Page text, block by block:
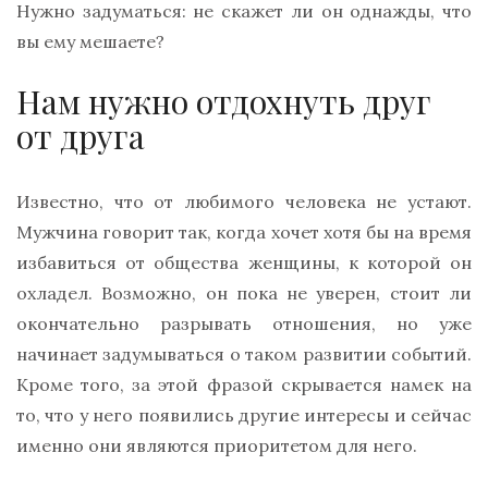
Нужно задуматься: не скажет ли он однажды, что
вы ему мешаете?
Нам нужно отдохнуть друг
от друга
Известно, что от любимого человека не устают.
Мужчина говорит так, когда хочет хотя бы на время
избавиться от общества женщины, к которой он
охладел. Возможно, он пока не уверен, стоит ли
окончательно разрывать отношения, но уже
начинает задумываться о таком развитии событий.
Кроме того, за этой фразой скрывается намек на
то, что у него появились другие интересы и сейчас
именно они являются приоритетом для него.